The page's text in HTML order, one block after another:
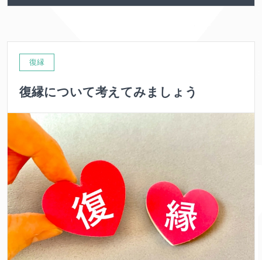
復縁
復縁について考えてみましょう